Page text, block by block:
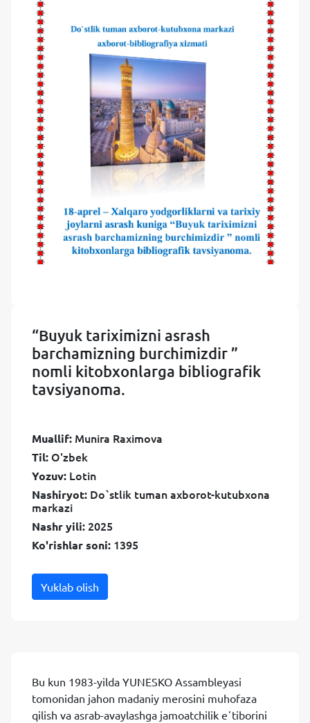
“Buyuk tariximizni asrash
barchamizning burchimizdir ”
nomli kitobxonlarga bibliografik
tavsiyanoma.
Muallif: Munira Raximova
Til:O'zbek
Yozuv: Lotin
Nashiryot: Do`stlik tuman axborot-kutubxona
markazi
Nashr yili: 2025
Ko'rishlar soni: 1395
Yuklab olish
Bu kun 1983-yilda YUNESKO Assambleyasi
tomonidan jahon madaniy merosini muhofaza
qilish va asrab-avaylashga jamoatchilik eʼtiborini